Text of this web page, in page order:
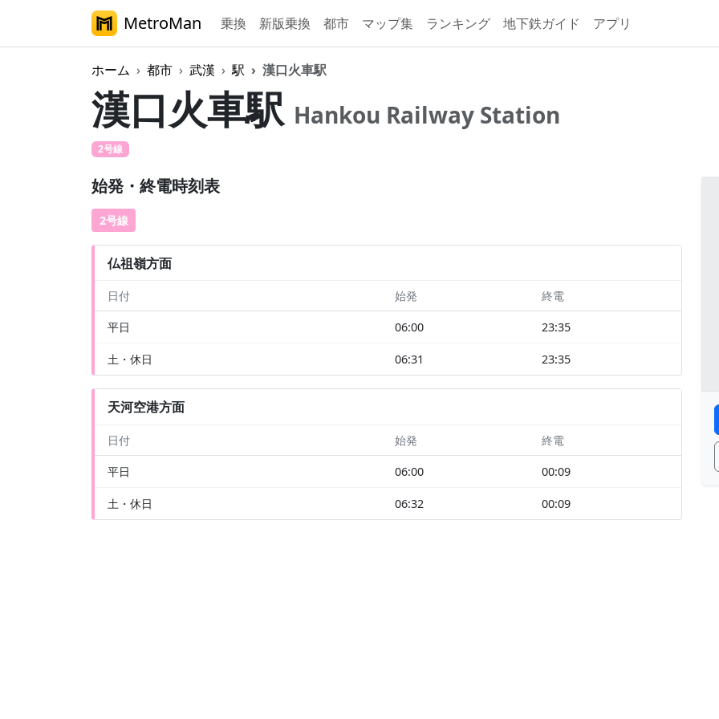
MetroMan 乗換 新版乗換 都市 マップ集 ランキング 地下鉄ガイド アプリ
ホーム 都市 武漢 駅 漢口火車駅
漢口火車駅 Hankou Railway Station
2号線
始発・終電時刻表
2号線
仏祖嶺方面
日付 始発 終電
平日 06:00 23:35
土・休日 06:31 23:35
天河空港方面
日付 始発 終電
平日 06:00 00:09
土・休日 06:32 00:09